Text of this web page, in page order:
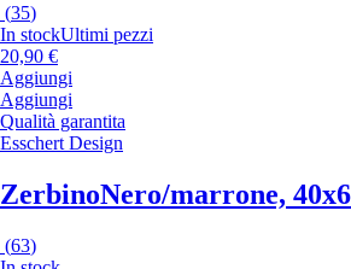
(35)
In stockUltimi pezzi
20,90 €
Aggiungi
Aggiungi
Qualità garantita
Esschert Design
ZerbinoNero/marrone,
(63)